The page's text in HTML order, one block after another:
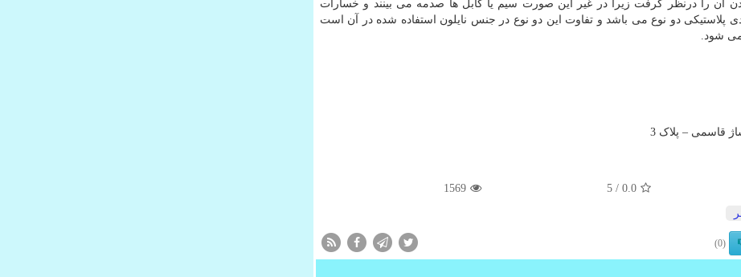
آن را درنظر گرفت زیرا در غیر این صورت سیم یا کابل ها صدمه می بینند و خسارات
پلاستیکی دو نوع می باشد و تفاوت این دو نوع در جنس نایلون استفاده شده در آن است
می شود.
قاسمی – پلاک 3
0.0
/ 5
1569
(0)